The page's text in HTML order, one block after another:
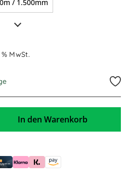
/ 1.500mm
MwSt.
In den Warenkorb
(vorab)
(Billie)
Rechnung oder Ratenkauf (Klarna)
Sofortüberweisung (Klarna)
Amazon Pay